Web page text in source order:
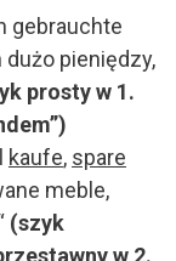
gebrauchte
dużo pieniędzy,
prosty w 1.
kaufe, spare
meble,
(szyk
w 2.